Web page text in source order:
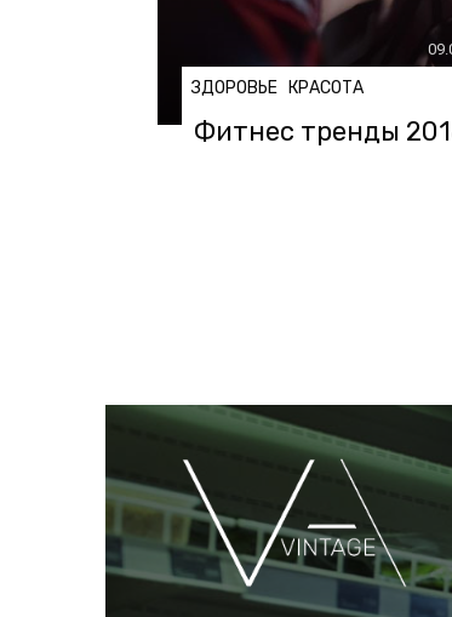
ЗДОРОВЬЕ КРАСОТА
Фитнес тренды